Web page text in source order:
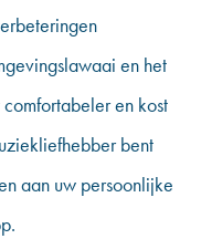
en het
en kost
bent
aan uw persoonlijke